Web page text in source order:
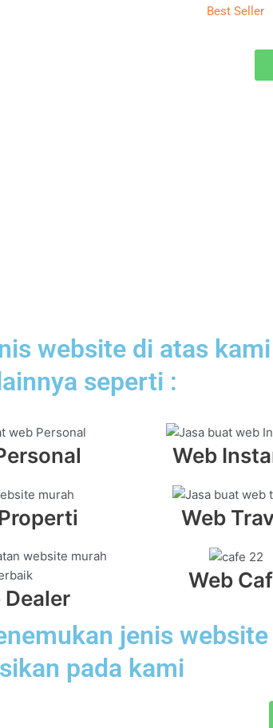
Best Seller
website di atas
seperti :
Dealer
Web
Web
Web
jenis
pada kami